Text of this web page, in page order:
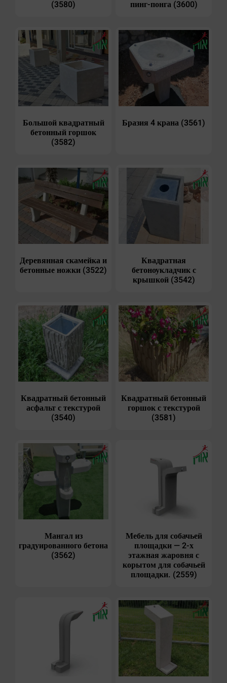
(3580) пинг-понга (3600)
Большой квадратный
бетонный горшок
(3582)
Бразия 4 крана (3561)
Деревянная скамейка и
бетонные ножки (3522)
Квадратная
бетоноукладчик с
крышкой (3542)
Квадратный бетонный
асфальт с текстурой
(3540)
Квадратный бетонный
горшок с текстурой
(3581)
Мангал из
градуированного бетона
(3562)
Мебель для собачьей
площадки — 2-х
этажная жаровня с
корытом для собачьей
площадки. (2559)